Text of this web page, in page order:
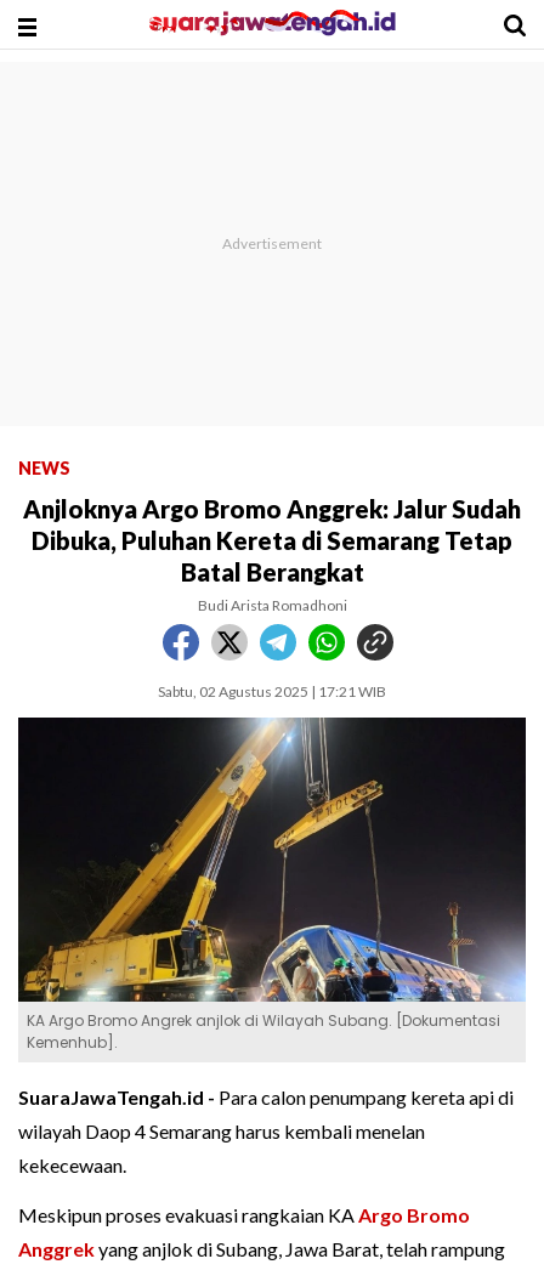
NEWS
Anjloknya Argo Bromo Anggrek: Jalur Sudah
Dibuka, Puluhan Kereta di Semarang Tetap
Batal Berangkat
Budi Arista Romadhoni
Sabtu, 02 Agustus 2025 | 17:21 WIB
KA Argo Bromo Angrek anjlok di Wilayah Subang. [Dokumentasi
Kemenhub].
SuaraJawaTengah.id - Para calon penumpang kereta api di
wilayah Daop 4 Semarang harus kembali menelan
kekecewaan.
Meskipun proses evakuasi rangkaian KAArgo Bromo
Anggrekyang anjlok di Subang, Jawa Barat, telah rampung